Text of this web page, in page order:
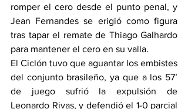
romper el cero desde el punto penal, y
Jean Fernandes se erigió como figura
tras tapar el remate de Thiago Galhardo
para mantener el cero en su valla.
El Ciclón tuvo que aguantar los embistes
del conjunto brasileño, ya que a los 57’
de juego sufrió la expulsión de
Leonardo Rivas, y defendió el 1-0 parcial